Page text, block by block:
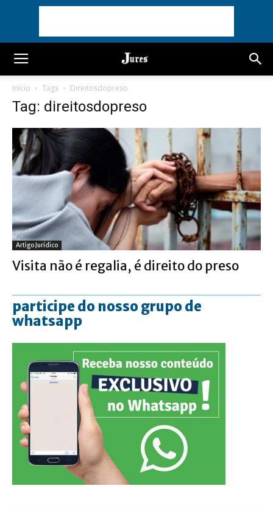
Início Tags Direitosdopreso
Tag: direitosdopreso
Artigo Jurídico
Visita não é regalia, é direito do preso
participe do nosso grupo de
whatsapp